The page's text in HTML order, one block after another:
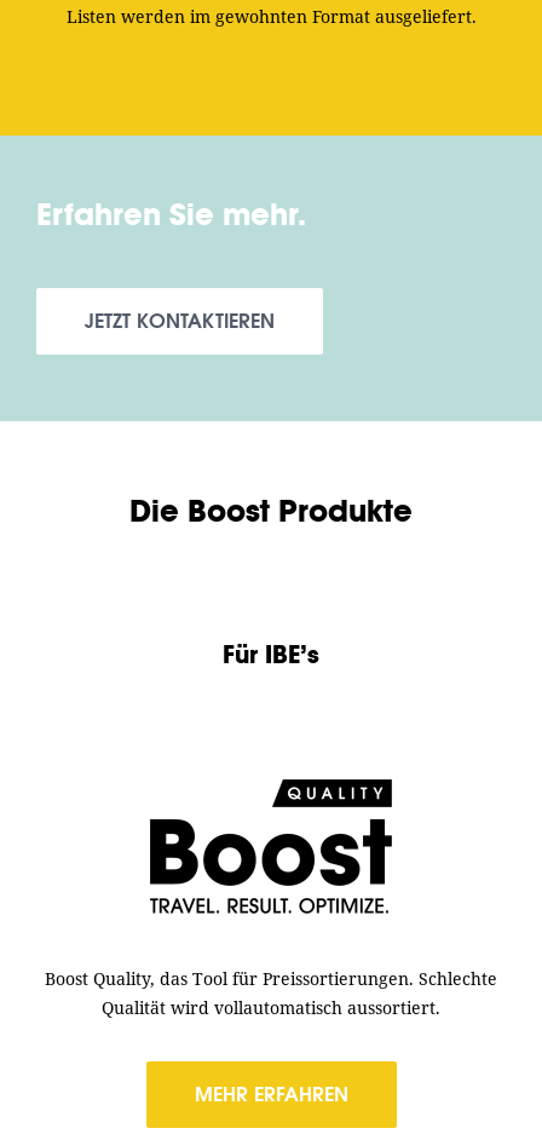
Listen werden im gewohnten Format ausgeliefert.
Erfahren Sie mehr.
JETZT KONTAKTIEREN
Die Boost Produkte
Für IBE’s
Boost Quality, das Tool für Preissortierungen. Schlechte
Qualität wird vollautomatisch aussortiert.
MEHR ERFAHREN